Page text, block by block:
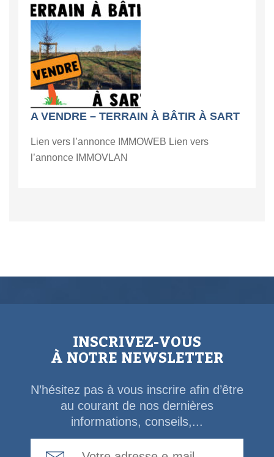
A VENDRE – TERRAIN À BÂTIR À SART
Lien vers l’annonce IMMOWEB Lien vers
l’annonce IMMOVLAN
INSCRIVEZ-VOUS
À NOTRE NEWSLETTER
N’hésitez pas à vous inscrire afin d’être
au courant de nos dernières
informations, conseils,...